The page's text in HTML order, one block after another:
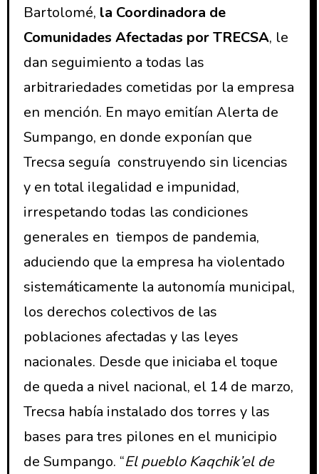
Bartolomé, la Coordinadora de
Comunidades Afectadas por TRECSA, le
dan seguimiento a todas las
arbitrariedades cometidas por la empresa
en mención. En mayo emitían Alerta de
Sumpango, en donde exponían que
Trecsa seguía construyendo sin licencias
y en total ilegalidad e impunidad,
irrespetando todas las condiciones
generales en tiempos de pandemia,
aduciendo que la empresa ha violentado
sistemáticamente la autonomía municipal,
los derechos colectivos de las
poblaciones afectadas y las leyes
nacionales. Desde que iniciaba el toque
de queda a nivel nacional, el 14 de marzo,
Trecsa había instalado dos torres y las
bases para tres pilones en el municipio
de Sumpango. “El pueblo Kaqchik’el de